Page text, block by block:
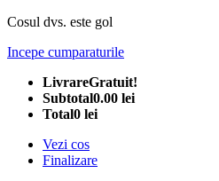
Cosul dvs. este gol
Incepe cumparaturile
LivrareGratuit!
Subtotal0.00 lei
Total0 lei
Vezi cos
Finalizare